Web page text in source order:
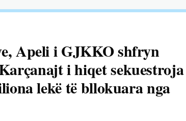
Apeli i GJKKO shfryn
i hiqet sekuestroja
lekë të bllokuara nga